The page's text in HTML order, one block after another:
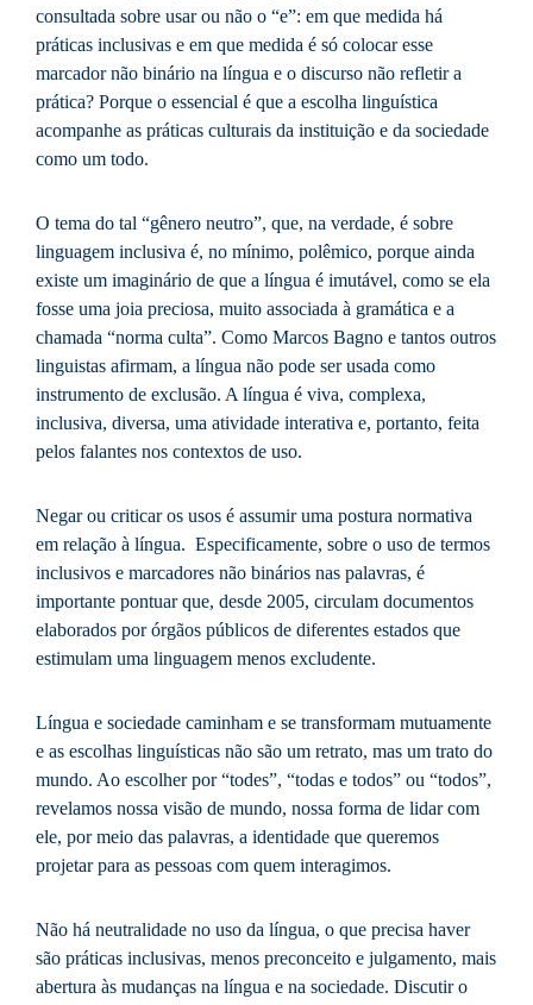
consultada sobre usar ou não o “e”: em que medida há
práticas inclusivas e em que medida é só colocar esse
marcador não binário na língua e o discurso não refletir a
prática? Porque o essencial é que a escolha linguística
acompanhe as práticas culturais da instituição e da sociedade
como um todo.
O tema do tal “gênero neutro”, que, na verdade, é sobre
linguagem inclusiva é, no mínimo, polêmico, porque ainda
existe um imaginário de que a língua é imutável, como se ela
fosse uma joia preciosa, muito associada à gramática e a
chamada “norma culta”. Como Marcos Bagno e tantos outros
linguistas afirmam, a língua não pode ser usada como
instrumento de exclusão. A língua é viva, complexa,
inclusiva, diversa, uma atividade interativa e, portanto, feita
pelos falantes nos contextos de uso.
Negar ou criticar os usos é assumir uma postura normativa
em relação à língua. Especificamente, sobre o uso de termos
inclusivos e marcadores não binários nas palavras, é
importante pontuar que, desde 2005, circulam documentos
elaborados por órgãos públicos de diferentes estados que
estimulam uma linguagem menos excludente.
Língua e sociedade caminham e se transformam mutuamente
e as escolhas linguísticas não são um retrato, mas um trato do
mundo. Ao escolher por “todes”, “todas e todos” ou “todos”,
revelamos nossa visão de mundo, nossa forma de lidar com
ele, por meio das palavras, a identidade que queremos
projetar para as pessoas com quem interagimos.
Não há neutralidade no uso da língua, o que precisa haver
são práticas inclusivas, menos preconceito e julgamento, mais
abertura às mudanças na língua e na sociedade. Discutir o